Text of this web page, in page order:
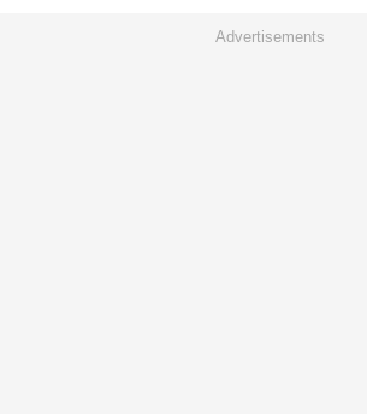
Advertisements